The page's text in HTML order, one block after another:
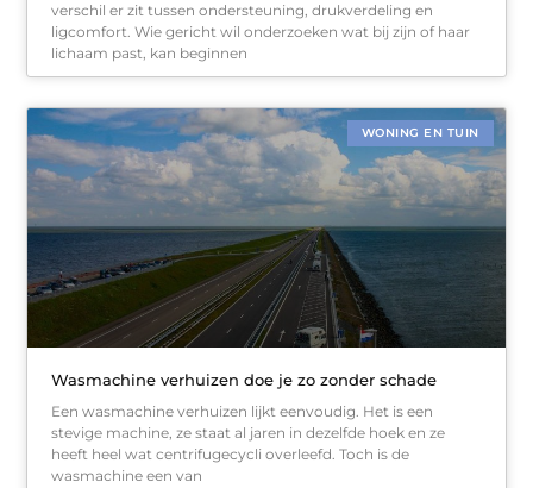
verschil er zit tussen ondersteuning, drukverdeling en
ligcomfort. Wie gericht wil onderzoeken wat bij zijn of haar
lichaam past, kan beginnen
WONING EN TUIN
Wasmachine verhuizen doe je zo zonder schade
Een wasmachine verhuizen lijkt eenvoudig. Het is een
stevige machine, ze staat al jaren in dezelfde hoek en ze
heeft heel wat centrifugecycli overleefd. Toch is de
wasmachine een van